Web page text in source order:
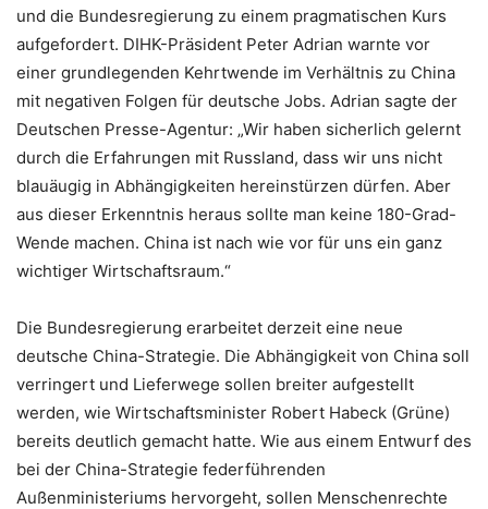
und die Bundesregierung zu einem pragmatischen Kurs
aufgefordert. DIHK-Präsident Peter Adrian warnte vor
einer grundlegenden Kehrtwende im Verhältnis zu China
mit negativen Folgen für deutsche Jobs. Adrian sagte der
Deutschen Presse-Agentur: „Wir haben sicherlich gelernt
durch die Erfahrungen mit Russland, dass wir uns nicht
blauäugig in Abhängigkeiten hereinstürzen dürfen. Aber
aus dieser Erkenntnis heraus sollte man keine 180-Grad-
Wende machen. China ist nach wie vor für uns ein ganz
wichtiger Wirtschaftsraum.“
Die Bundesregierung erarbeitet derzeit eine neue
deutsche China-Strategie. Die Abhängigkeit von China soll
verringert und Lieferwege sollen breiter aufgestellt
werden, wie Wirtschaftsminister Robert Habeck (Grüne)
bereits deutlich gemacht hatte. Wie aus einem Entwurf des
bei der China-Strategie federführenden
Außenministeriums hervorgeht, sollen Menschenrechte